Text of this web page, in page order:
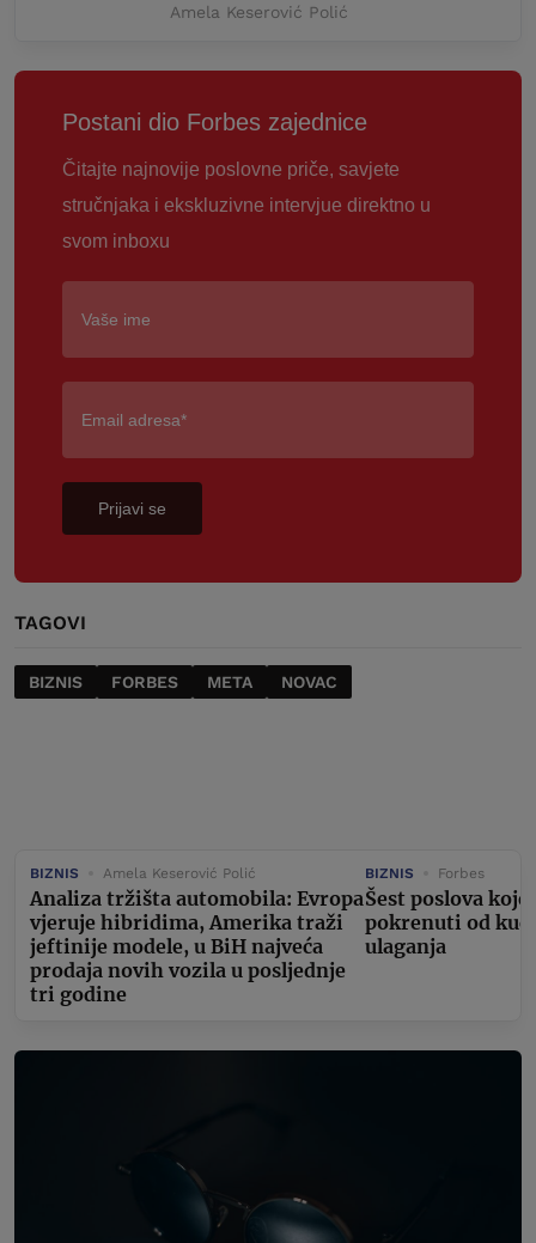
Amela Keserović Polić
Postani dio Forbes zajednice
Čitajte najnovije poslovne priče, savjete
stručnjaka i ekskluzivne intervjue direktno u
svom inboxu
Prijavi se
TAGOVI
BIZNIS FORBES META NOVAC
BIZNIS Amela Keserović Polić
Analiza tržišta automobila: Evropa
vjeruje hibridima, Amerika traži
jeftinije modele, u BiH najveća
prodaja novih vozila u posljednje
tri godine
BIZNIS Forbes
Šest poslova
pokrenuti od
ulaganja